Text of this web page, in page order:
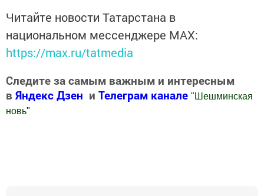
Читайте новости Татарстана в
национальном мессенджере MАХ:
https://max.ru/tatmedia
Следите за самым важным и интересным
в Яндекс Дзен и Телеграм канале " Шешминская
новь"